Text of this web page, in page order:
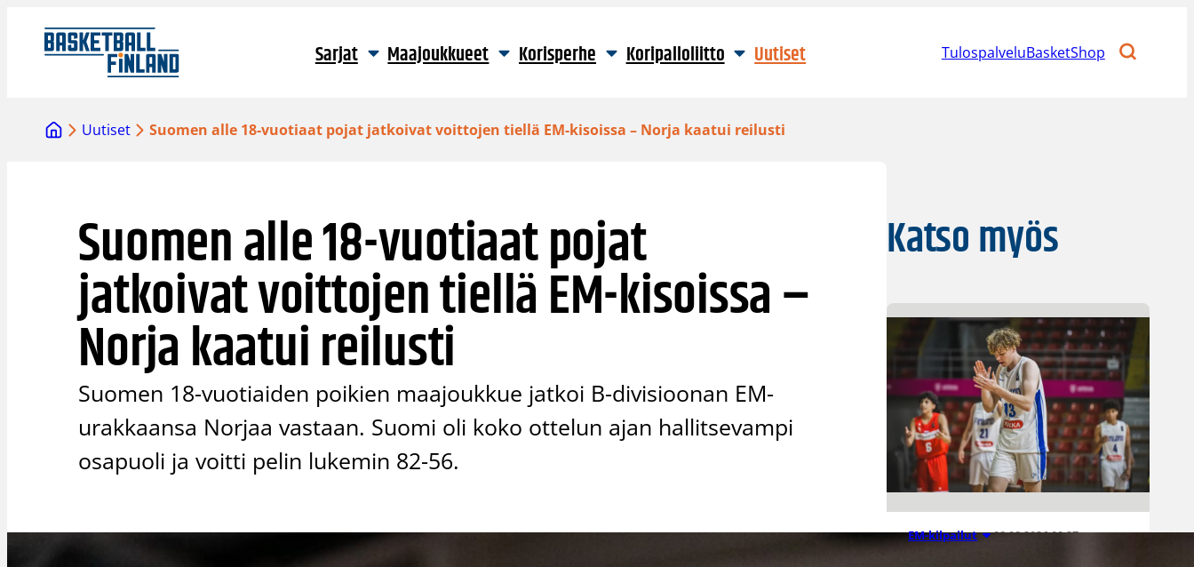
sisältöön
Sarjat Maajoukkueet Korisperhe Koripalloliitto Uutiset TulospalveluBasketShop
Uutiset Suomen alle 18-vuotiaat pojat jatkoivat voittojen tiellä EM-kisoissa – Norja kaatui reilusti
Suomen alle 18-vuotiaat pojat
jatkoivat voittojen tiellä EM-kisoissa –
Norja kaatui reilusti
Suomen 18-vuotiaiden poikien maajoukkue jatkoi B-divisioonan EM-
urakkaansa Norjaa vastaan. Suomi oli koko ottelun ajan hallitsevampi
osapuoli ja voitti pelin lukemin 82-56.
Katso myös
EM-kilpailut 08.08.2026 00:37